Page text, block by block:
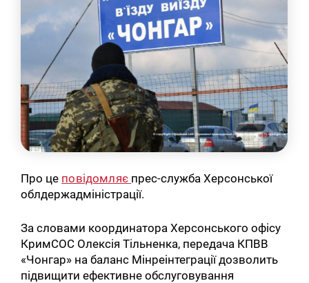
Про це повідомляє прес-служба Херсонської
облдержадміністрації.
За словами координатора Херсонського офісу
КримСОС Олексія Тільненка, передача КПВВ
«Чонгар» на баланс Мінреінтеграції дозволить
підвищити ефективне обслуговування